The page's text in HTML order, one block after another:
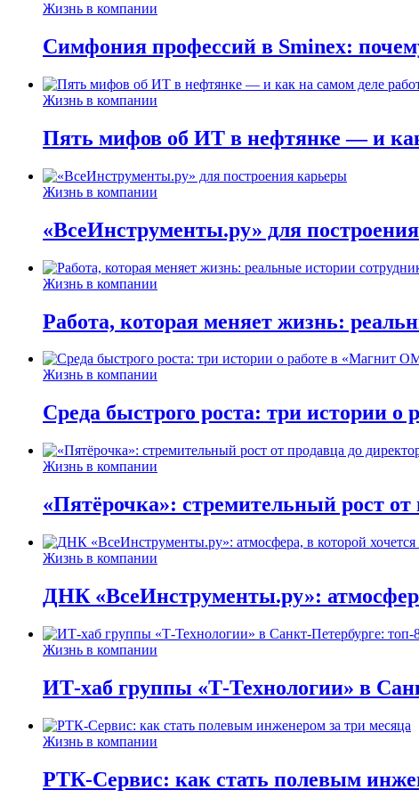
Жизнь в компании
Симфония профессий в Sminex:
Жизнь в компании
Пять мифов об ИТ в нефтянке — и
Жизнь в компании
«ВсеИнструменты.ру» для
Жизнь в компании
Работа, которая меняет жизнь:
Жизнь в компании
Среда быстрого роста: три истории
Жизнь в компании
«Пятёрочка»: стремительный рост от
Жизнь в компании
ДНК «ВсеИнструменты.ру»:
Жизнь в компании
ИТ-хаб группы «Т-Технологии» в
Жизнь в компании
РТК-Сервис: как стать полевым